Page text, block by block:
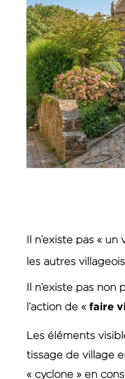
Il n’existe pas « un
les autres
Il n’existe pas non
l’action de « faire
Les éléments
tissage de village
« cyclone » en